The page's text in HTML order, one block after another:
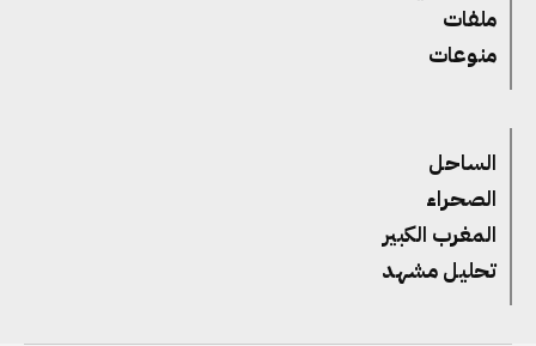
ملفات
منوعات
الساحل
الصحراء
المغرب الكبير
تحليل مشهد